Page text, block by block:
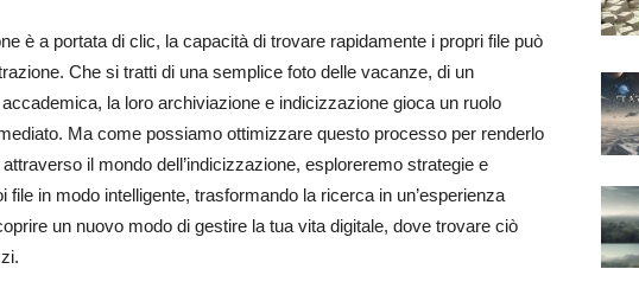
è a portata di clic, la capacità di trovare rapidamente i propri file può
Che si tratti di una semplice foto delle vacanze, di un
la loro archiviazione e indicizzazione gioca un ruolo
Ma come possiamo ottimizzare questo processo per renderlo
il mondo dell’indicizzazione, esploreremo strategie e
in modo intelligente, trasformando la ricerca in un’esperienza
un nuovo modo di gestire la tua vita digitale, dove trovare ciò